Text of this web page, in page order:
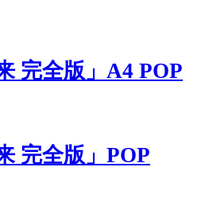
完全版」A4 POP
完全版」POP